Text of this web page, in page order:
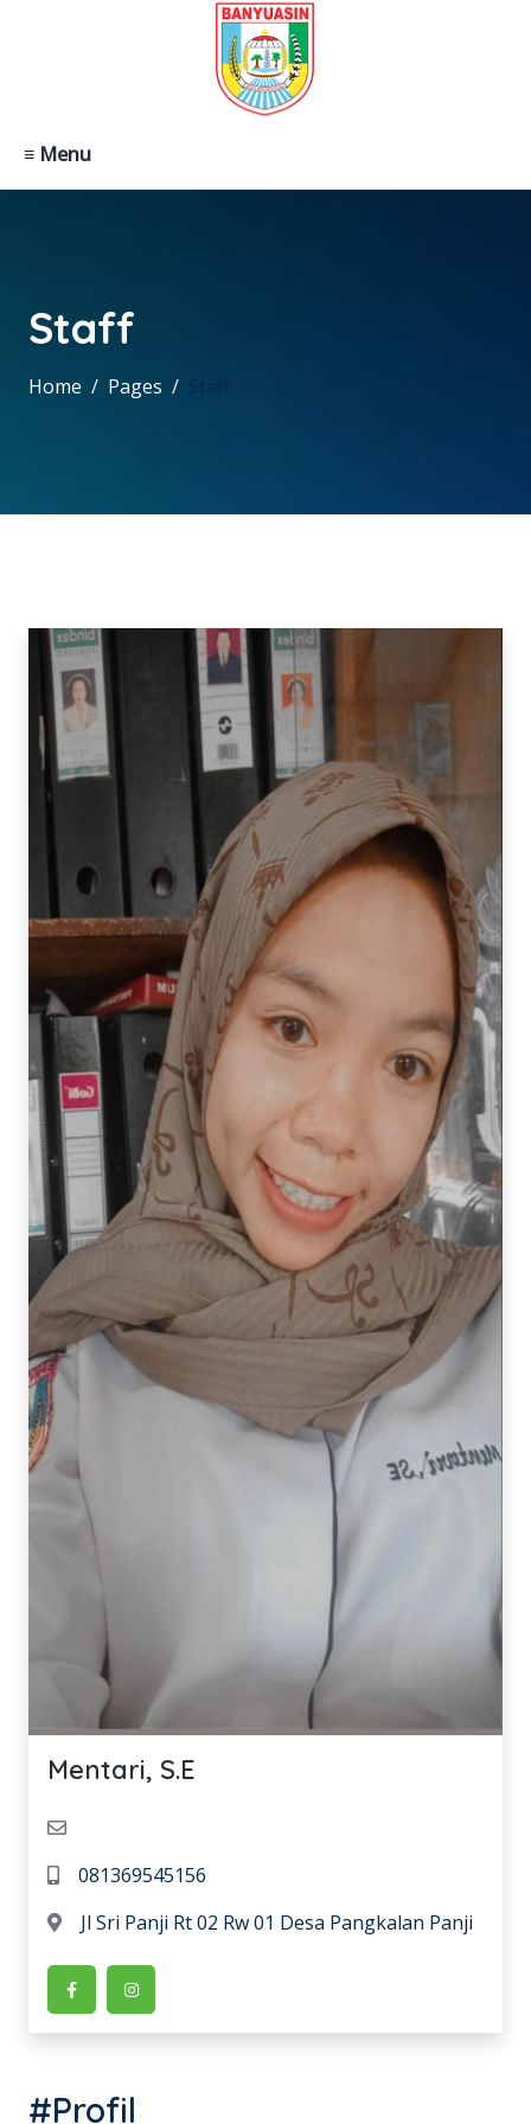
≡ Menu
Staff
Home Pages
Mentari, S.E
081369545156
Jl Sri Panji Rt 02 Rw 01 Desa Pangkalan Panji
#Profil